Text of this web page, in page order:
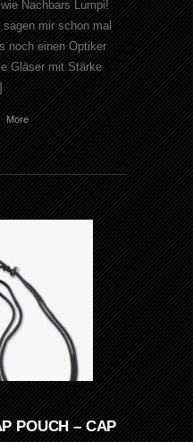
Nachbars Lumpi!
sagen mir schon mal
noch einen Optiker
Gläser mit Stärke
More
POUCH – CAP